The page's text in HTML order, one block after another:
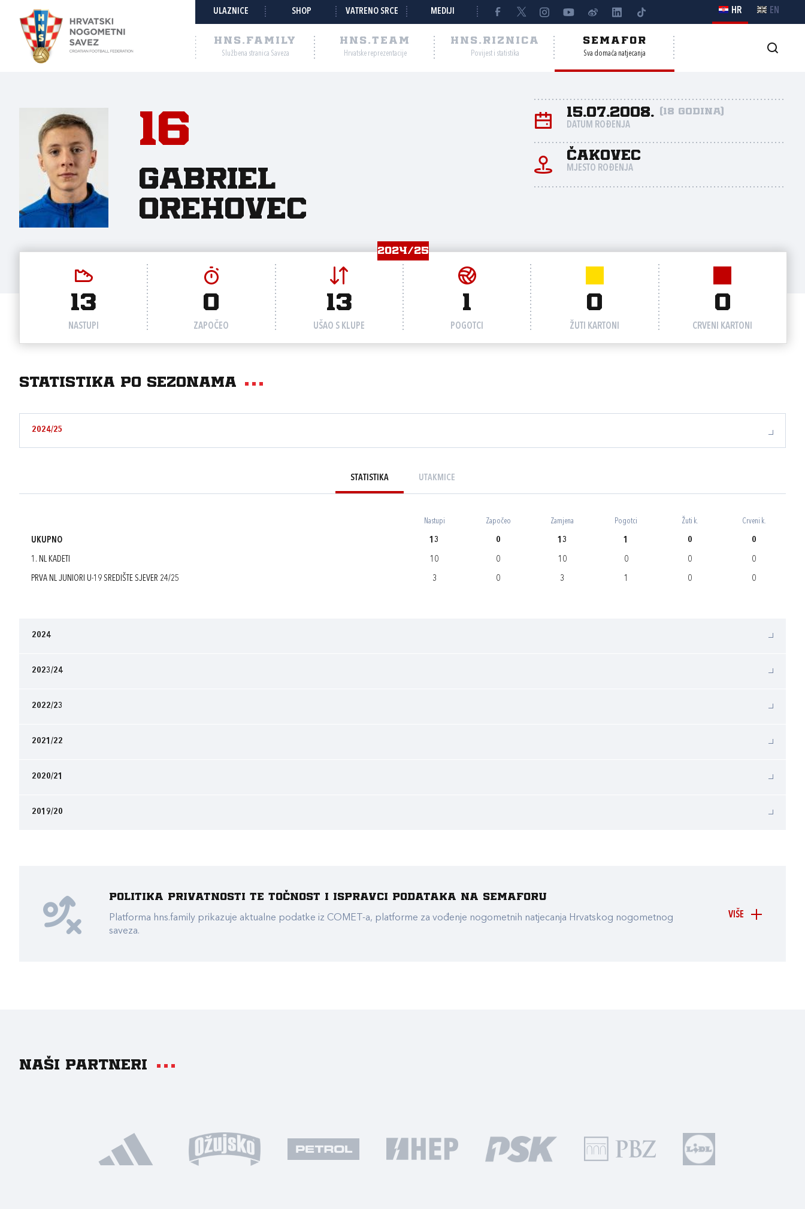
ULAZNICE SHOP VATRENO SRCE MEDIJI HR EN
HNS.FAMILY
Službena stranica Saveza
HNS.TEAM
Hrvatske reprezentacije
HNS.RIZNICA
Povijest i statistika
SEMAFOR
Sva domaća natjecanja
16
Gabriel
Orehovec
15.07.2008. (18 godina)
DATUM ROĐENJA
Čakovec
MJESTO ROĐENJA
2024/25
13
NASTUPI
0
ZAPOČEO
13
UŠAO S KLUPE
1
POGOTCI
0
ŽUTI KARTONI
0
CRVENI KARTONI
Statistika po sezonama
2024/25
STATISTIKA UTAKMICE
Nastupi Započeo Zamjena Pogotci Žuti k. Crveni k.
UKUPNO 13 0 13 1 0 0
1. NL KADETI 10 0 10 0 0 0
PRVA NL JUNIORI U-19 SREDIŠTE SJEVER 24/25 3 0 3 1 0 0
2024
2023/24
2022/23
2021/22
2020/21
2019/20
VIŠE
Politika privatnosti te točnost i ispravci podataka na Semaforu
Platforma hns.family prikazuje aktualne podatke iz COMET-a, platforme za vođenje nogometnih natjecanja Hrvatskog nogometnog
saveza.
Naši partneri